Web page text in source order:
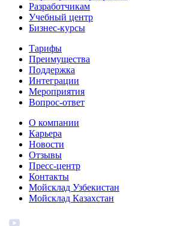
Разработчикам
Учебный центр
Бизнес‑курсы
Тарифы
Преимущества
Поддержка
Интеграции
Мероприятия
Вопрос-ответ
О компании
Карьера
Новости
Отзывы
Пресс-центр
Контакты
Мойсклад Узбекистан
Мойсклад Казахстан